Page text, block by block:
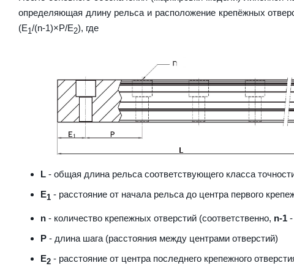
определяющая длину рельса и расположение крепёжных
(E1/(n-1)×P/E2), где
L - общая длина рельса соответствующего класса
E1 - расстояние от начала рельса до центра первого
n - количество крепежных отверстий (соответственно, n-1
P - длина шага (расстояния между центрами отверстий)
E2 - расстояние от центра последнего крепежного